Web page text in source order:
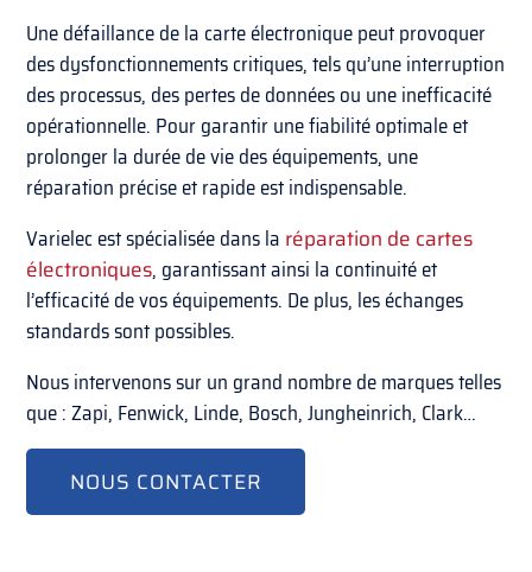
Une défaillance de la carte électronique peut provoquer
des dysfonctionnements critiques, tels qu’une interruption
des processus, des pertes de données ou une inefficacité
opérationnelle. Pour garantir une fiabilité optimale et
prolonger la durée de vie des équipements, une
réparation précise et rapide est indispensable.
Varielec est spécialisée dans la réparation de cartes
électroniques, garantissant ainsi la continuité et
l’efficacité de vos équipements. De plus, les échanges
standards sont possibles.
Nous intervenons sur un grand nombre de marques telles
que : Zapi, Fenwick, Linde, Bosch, Jungheinrich, Clark…
NOUS CONTACTER